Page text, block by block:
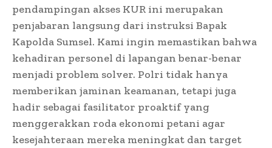
pendampingan akses KUR ini merupakan
penjabaran langsung dari instruksi Bapak
Kapolda Sumsel. Kami ingin memastikan bahwa
kehadiran personel di lapangan benar-benar
menjadi problem solver. Polri tidak hanya
memberikan jaminan keamanan, tetapi juga
hadir sebagai fasilitator proaktif yang
menggerakkan roda ekonomi petani agar
kesejahteraan mereka meningkat dan target